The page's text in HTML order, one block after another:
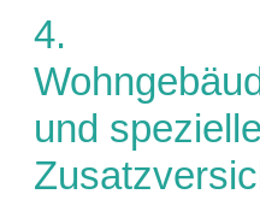
4.
und spezielle